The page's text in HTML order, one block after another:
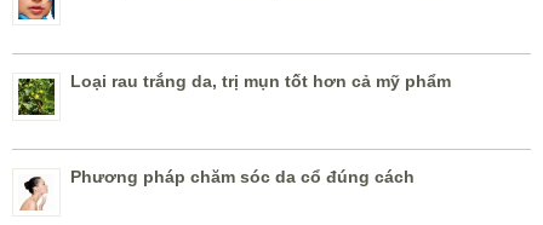
Loại rau trắng da, trị mụn tốt hơn cả mỹ phẩm
Phương pháp chăm sóc da cổ đúng cách